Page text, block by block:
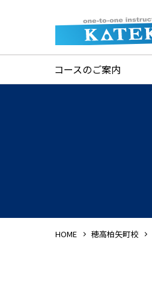
コースのご案内
HOME 穂高柏矢町校